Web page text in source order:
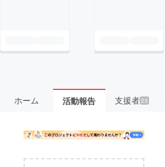
ホーム 活動報告 支援者 23